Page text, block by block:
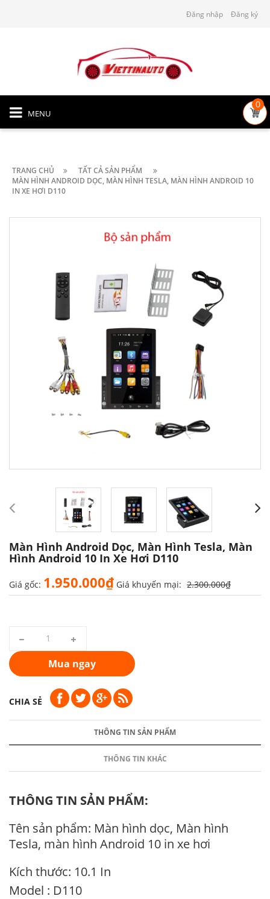
Đăng nhập Đăng ký
MENU
0
TRANG CHỦ
TẤT CẢ SẢN PHẨM
MÀN HÌNH ANDROID DỌC, MÀN HÌNH TESLA, MÀN HÌNH ANDROID 10
IN XE HƠI D110
Màn Hình Android Dọc, Màn Hình Tesla, Màn
Hình Android 10 In Xe Hơi D110
Giá gốc: 1.950.000₫ Giá khuyến mại: 2.300.000₫
Mua ngay
CHIA SẺ
THÔNG TIN SẢN PHẨM
THÔNG TIN KHÁC
THÔNG TIN SẢN PHẨM:
Tên sản phẩm: Màn hình dọc, Màn hình
Tesla, màn hình Android 10 in xe hơi
Kích thước: 10.1 In
Model : D110